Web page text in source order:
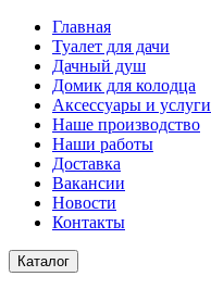
Главная
Туалет для дачи
Дачный душ
Домик для колодца
Аксессуары и услуги
Наше производство
Наши работы
Доставка
Вакансии
Новости
Контакты
Каталог